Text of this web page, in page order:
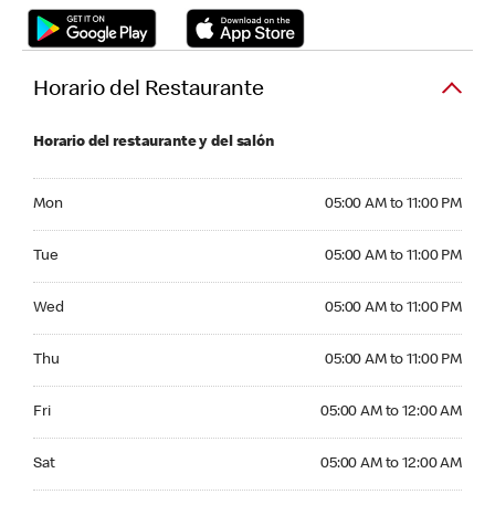
Horario del Restaurante
Horario del restaurante y del salón
Mon 05:00 AM to 11:00 PM
Tue 05:00 AM to 11:00 PM
Wed 05:00 AM to 11:00 PM
Thu 05:00 AM to 11:00 PM
Fri 05:00 AM to 12:00 AM
Sat 05:00 AM to 12:00 AM